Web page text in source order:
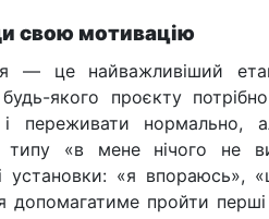
свою мотивацію
— це найважливіший
якого проєкту
і переживати нормально,
«в мене нічого не
установки: «я
допомагатиме пройти